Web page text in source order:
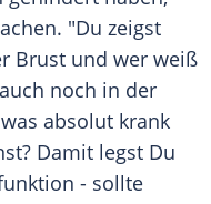
"Du zeigst
Brust und wer weiß
noch in der
absolut krank
Damit legst Du
- sollte